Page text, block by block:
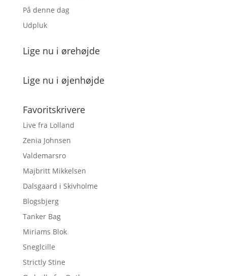
På denne dag
Udpluk
Lige nu i ørehøjde
Lige nu i øjenhøjde
Favoritskrivere
Live fra Lolland
Zenia Johnsen
Valdemarsro
Majbritt Mikkelsen
Dalsgaard i Skivholme
Blogsbjerg
Tanker Bag
Miriams Blok
Sneglcille
Strictly Stine